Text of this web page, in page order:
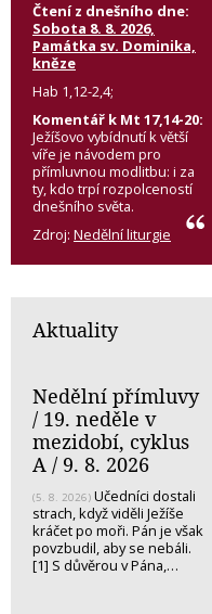
Čtení z dnešního dne:
Sobota 8. 8. 2026,
Památka sv. Dominika,
kněze
Hab 1,12-2,4;
Komentář k Mt 17,14-20:
Ježíšovo vybídnutí k větší
víře je návodem pro
přímluvnou modlitbu: i za
ty, kdo trpí rozpolceností
dnešního světa.
Zdroj: Nedělní liturgie
Aktuality
Nedělní přímluvy
/ 19. neděle v
mezidobí, cyklus
A / 9. 8. 2026
(5. 8. 2026) Učedníci dostali
strach, když viděli Ježíše
kráčet po moři. Pán je však
povzbudil, aby se nebáli.
[1] S důvěrou v Pána,…